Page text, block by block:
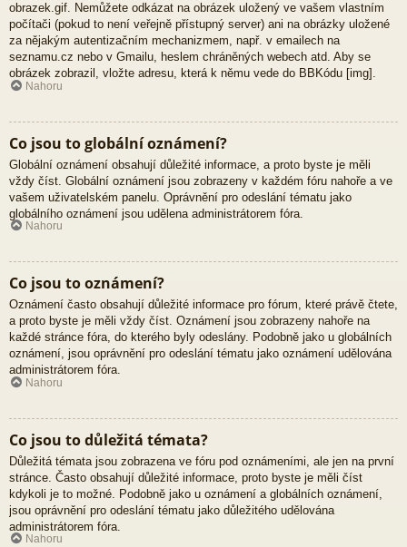
obrazek.gif. Nemůžete odkázat na obrázek uložený ve vašem vlastním
počítači (pokud to není veřejně přístupný server) ani na obrázky uložené
za nějakým autentizačním mechanizmem, např. v emailech na
seznamu.cz nebo v Gmailu, heslem chráněných webech atd. Aby se
obrázek zobrazil, vložte adresu, která k němu vede do BBKódu [img].
Nahoru
Co jsou to globální oznámení?
Globální oznámení obsahují důležité informace, a proto byste je měli
vždy číst. Globální oznámení jsou zobrazeny v každém fóru nahoře a ve
vašem uživatelském panelu. Oprávnění pro odeslání tématu jako
globálního oznámení jsou udělena administrátorem fóra.
Nahoru
Co jsou to oznámení?
Oznámení často obsahují důležité informace pro fórum, které právě čtete,
a proto byste je měli vždy číst. Oznámení jsou zobrazeny nahoře na
každé stránce fóra, do kterého byly odeslány. Podobně jako u globálních
oznámení, jsou oprávnění pro odeslání tématu jako oznámení udělována
administrátorem fóra.
Nahoru
Co jsou to důležitá témata?
Důležitá témata jsou zobrazena ve fóru pod oznámeními, ale jen na první
stránce. Často obsahují důležité informace, proto byste je měli číst
kdykoli je to možné. Podobně jako u oznámení a globálních oznámení,
jsou oprávnění pro odeslání tématu jako důležitého udělována
administrátorem fóra.
Nahoru